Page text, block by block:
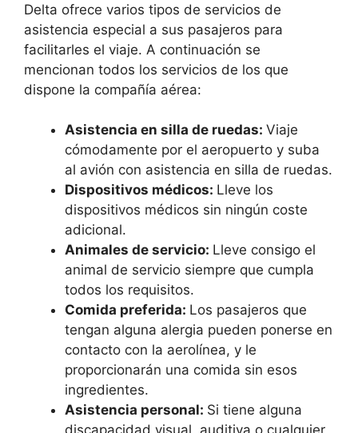
Delta ofrece varios tipos de servicios de
asistencia especial a sus pasajeros para
facilitarles el viaje. A continuación se
mencionan todos los servicios de los que
dispone la compañía aérea:
Asistencia en silla de ruedas: Viaje
cómodamente por el aeropuerto y suba
al avión con asistencia en silla de ruedas.
Dispositivos médicos: Lleve los
dispositivos médicos sin ningún coste
adicional.
Animales de servicio: Lleve consigo el
animal de servicio siempre que cumpla
todos los requisitos.
Comida preferida: Los pasajeros que
tengan alguna alergia pueden ponerse en
contacto con la aerolínea, y le
proporcionarán una comida sin esos
ingredientes.
Asistencia personal: Si tiene alguna
discapacidad visual, auditiva o cualquier